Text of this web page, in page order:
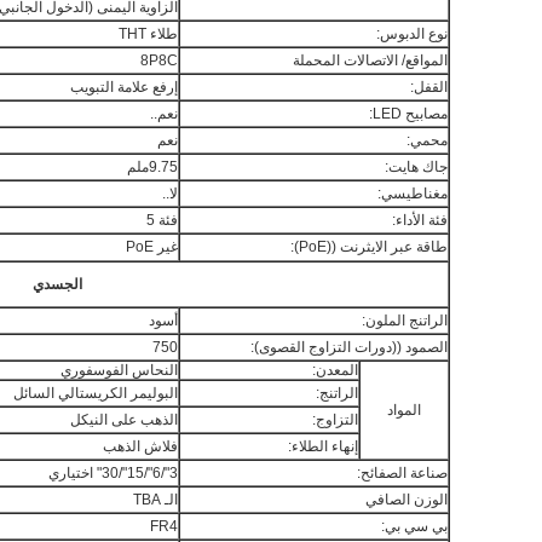
الزاوية اليمنى (الدخول
نوع الدبوس:
طلاء THT
المواقع/ الاتصالات المحملة
8P8C
القفل:
إرفع علامة التبويب
مصابيح LED:
نعم..
محمي:
نعم
جاك هايت:
9.75ملم
مغناطيسي:
لا..
فئة الأداء:
فئة 5
طاقة عبر الايثرنت ((PoE):
غير PoE
الجسدي
الراتنج الملون:
أسود
الصمود ((دورات التزاوج القصوى):
750
المواد
المعدن:
النحاس الفوسفوري
الراتنج:
البوليمر الكريستالي السائل
التزاوج:
الذهب على النيكل
إنهاء الطلاء:
فلاش الذهب
صناعة الصفائح:
3"/6"/15"/30" اختياري
الوزن الصافي
الـ TBA
بي سي بي:
FR4